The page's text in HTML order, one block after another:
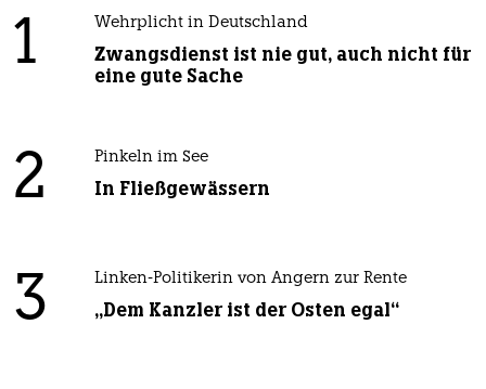
1 Wehrplicht in Deutschland
Zwangsdienst ist nie gut, auch nicht für
eine gute Sache
2 Pinkeln im See
In Fließgewässern
3 Linken-Politikerin von Angern zur Rente
„Dem Kanzler ist der Osten egal“